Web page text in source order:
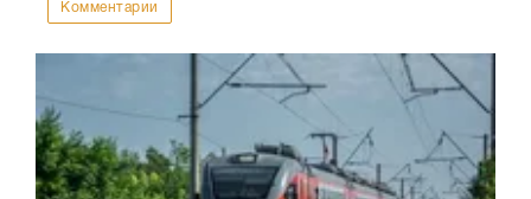
Комментарии